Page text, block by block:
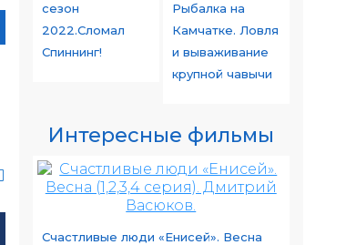
сезон
2022.Сломал
Спиннинг!
Рыбалка на
Камчатке. Ловля
и вываживание
крупной чавычи
Интересные фильмы
Счастливые люди «Енисей». Весна